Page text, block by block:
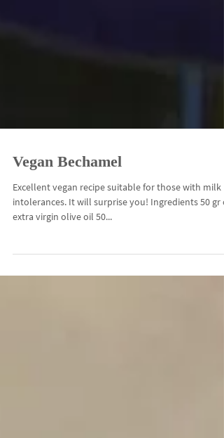
Vegan Bechamel
Excellent vegan recipe suitable for those with milk
extra virgin olive oil 50...